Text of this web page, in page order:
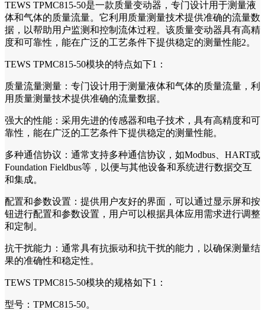
TEWS TPMC815-50是一款质量变动器，专门设计用于测量液
体和气体的质量流量。它利用质量测量技术提供准确的流量数
据，以帮助用户监测和控制流体过程。该质量变动器具有高精
度和可靠性，能在广泛的工艺条件下提供稳定的测量性能2。
TEWS TPMC815-50模块的特点如下1：
质量流量测量：专门设计用于测量液体和气体的质量流量，利
用质量测量技术提供准确的流量数据。
强大的性能：采用先进的传感器和电子技术，具有高精度和可
靠性，能在广泛的工艺条件下提供稳定的测量性能。
多种通信协议：通常支持多种通信协议，如Modbus、HART或
Foundation Fieldbus等，以便与其他设备和系统进行数据交互
和集成。
配置和参数设置：提供用户友好的界面，可以通过显示屏和按
钮进行配置和参数设置，用户可以根据具体应用需求进行调整
和定制。
抗干扰能力：通常具有抗振动和抗干扰的能力，以确保测量结
果的准确性和稳定性。
TEWS TPMC815-50模块的规格如下1：
型号：TPMC815-50。